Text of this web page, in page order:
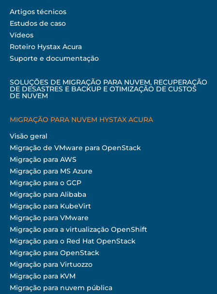
Artigos técnicos
Estudos de caso
Vídeos
Roteiro Hystax Acura
Suporte e documentação
SOLUÇÕES DE MIGRAÇÃO PARA NUVEM, RECUPERAÇÃO
DE DESASTRES E BACKUP E OTIMIZAÇÃO DE CUSTOS
DE NUVEM
MIGRAÇÃO PARA NUVEM HYSTAX ACURA
Visão geral
Migração de VMware para OpenStack
Migração para AWS
Migração para MS Azure
Migração para o GCP
Migração para Alibaba
Migração para KubeVirt
Migração para VMware
Migração para a virtualização OpenShift
Migração para o Red Hat OpenStack
Migração para OpenStack
Migração para Virtuozzo
Migração para KVM
Migração para nuvem pública